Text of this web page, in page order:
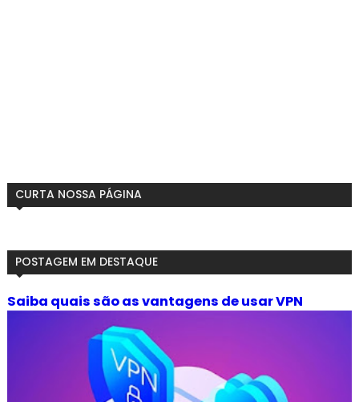
CURTA NOSSA PÁGINA
POSTAGEM EM DESTAQUE
Saiba quais são as vantagens de usar VPN